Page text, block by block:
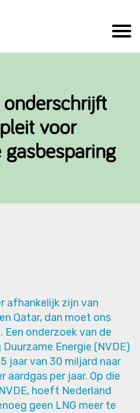
voor
afhankelijk zijn van
Qatar, dan moet ons
Een onderzoekvan de
Energie (NVDE)
jaar van 30 miljard naar
aardgas per jaar. Op die
hoeft Nederland
geen LNG meer te